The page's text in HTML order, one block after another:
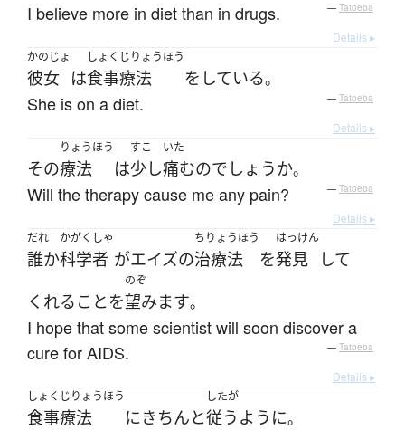
I believe more in diet than in drugs. — Tatoeba
Details ▸
かのじょ
彼女 は
しょくじりょうほう
食事療法 を している。
She is on a diet. — Tatoeba
Details ▸
その
りょうほう
療法 は
すこ
少し
いた
痛むのでしょうか。
Will the therapy cause me any pain? — Tatoeba
Details ▸
だれ
誰か
かがくしゃ
科学者 がエイズの
ちりょうほう
治療法 を
はっけん
発見
して
くれる ことを
のぞ
望みます。
I hope that some scientist will soon discover a
cure for AIDS.
— Tatoeba
Details ▸
しょくじりょうほう
食事療法 にきちんと
したが
従う ように。